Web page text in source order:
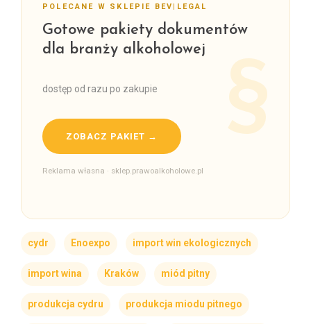
POLECANE W SKLEPIE BEV|LEGAL
Gotowe pakiety dokumentów
dla branży alkoholowej
dostęp od razu po zakupie
ZOBACZ PAKIET →
Reklama własna · sklep.prawoalkoholowe.pl
cydr Enoexpo import win ekologicznych
import wina Kraków miód pitny
produkcja cydru produkcja miodu pitnego